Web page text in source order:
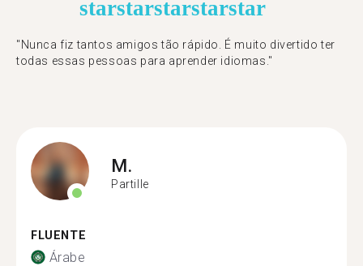
starstarstarstarstar
"Nunca fiz tantos amigos tão rápido. É muito divertido ter
todas essas pessoas para aprender idiomas."
M.
Partille
FLUENTE
Árabe